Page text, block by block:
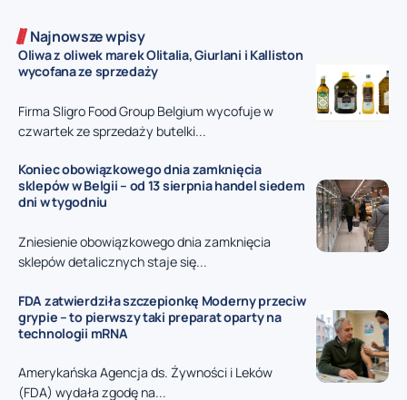
Najnowsze wpisy
Oliwa z oliwek marek Olitalia, Giurlani i Kalliston
wycofana ze sprzedaży
Firma Sligro Food Group Belgium wycofuje w
czwartek ze sprzedaży butelki...
Koniec obowiązkowego dnia zamknięcia
sklepów w Belgii – od 13 sierpnia handel siedem
dni w tygodniu
Zniesienie obowiązkowego dnia zamknięcia
sklepów detalicznych staje się...
FDA zatwierdziła szczepionkę Moderny przeciw
grypie – to pierwszy taki preparat oparty na
technologii mRNA
Amerykańska Agencja ds. Żywności i Leków
(FDA) wydała zgodę na...